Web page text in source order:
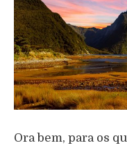
Ora bem, para os